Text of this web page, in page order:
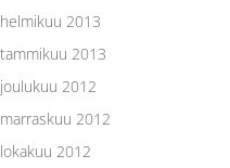
helmikuu 2013
tammikuu 2013
joulukuu 2012
marraskuu 2012
lokakuu 2012